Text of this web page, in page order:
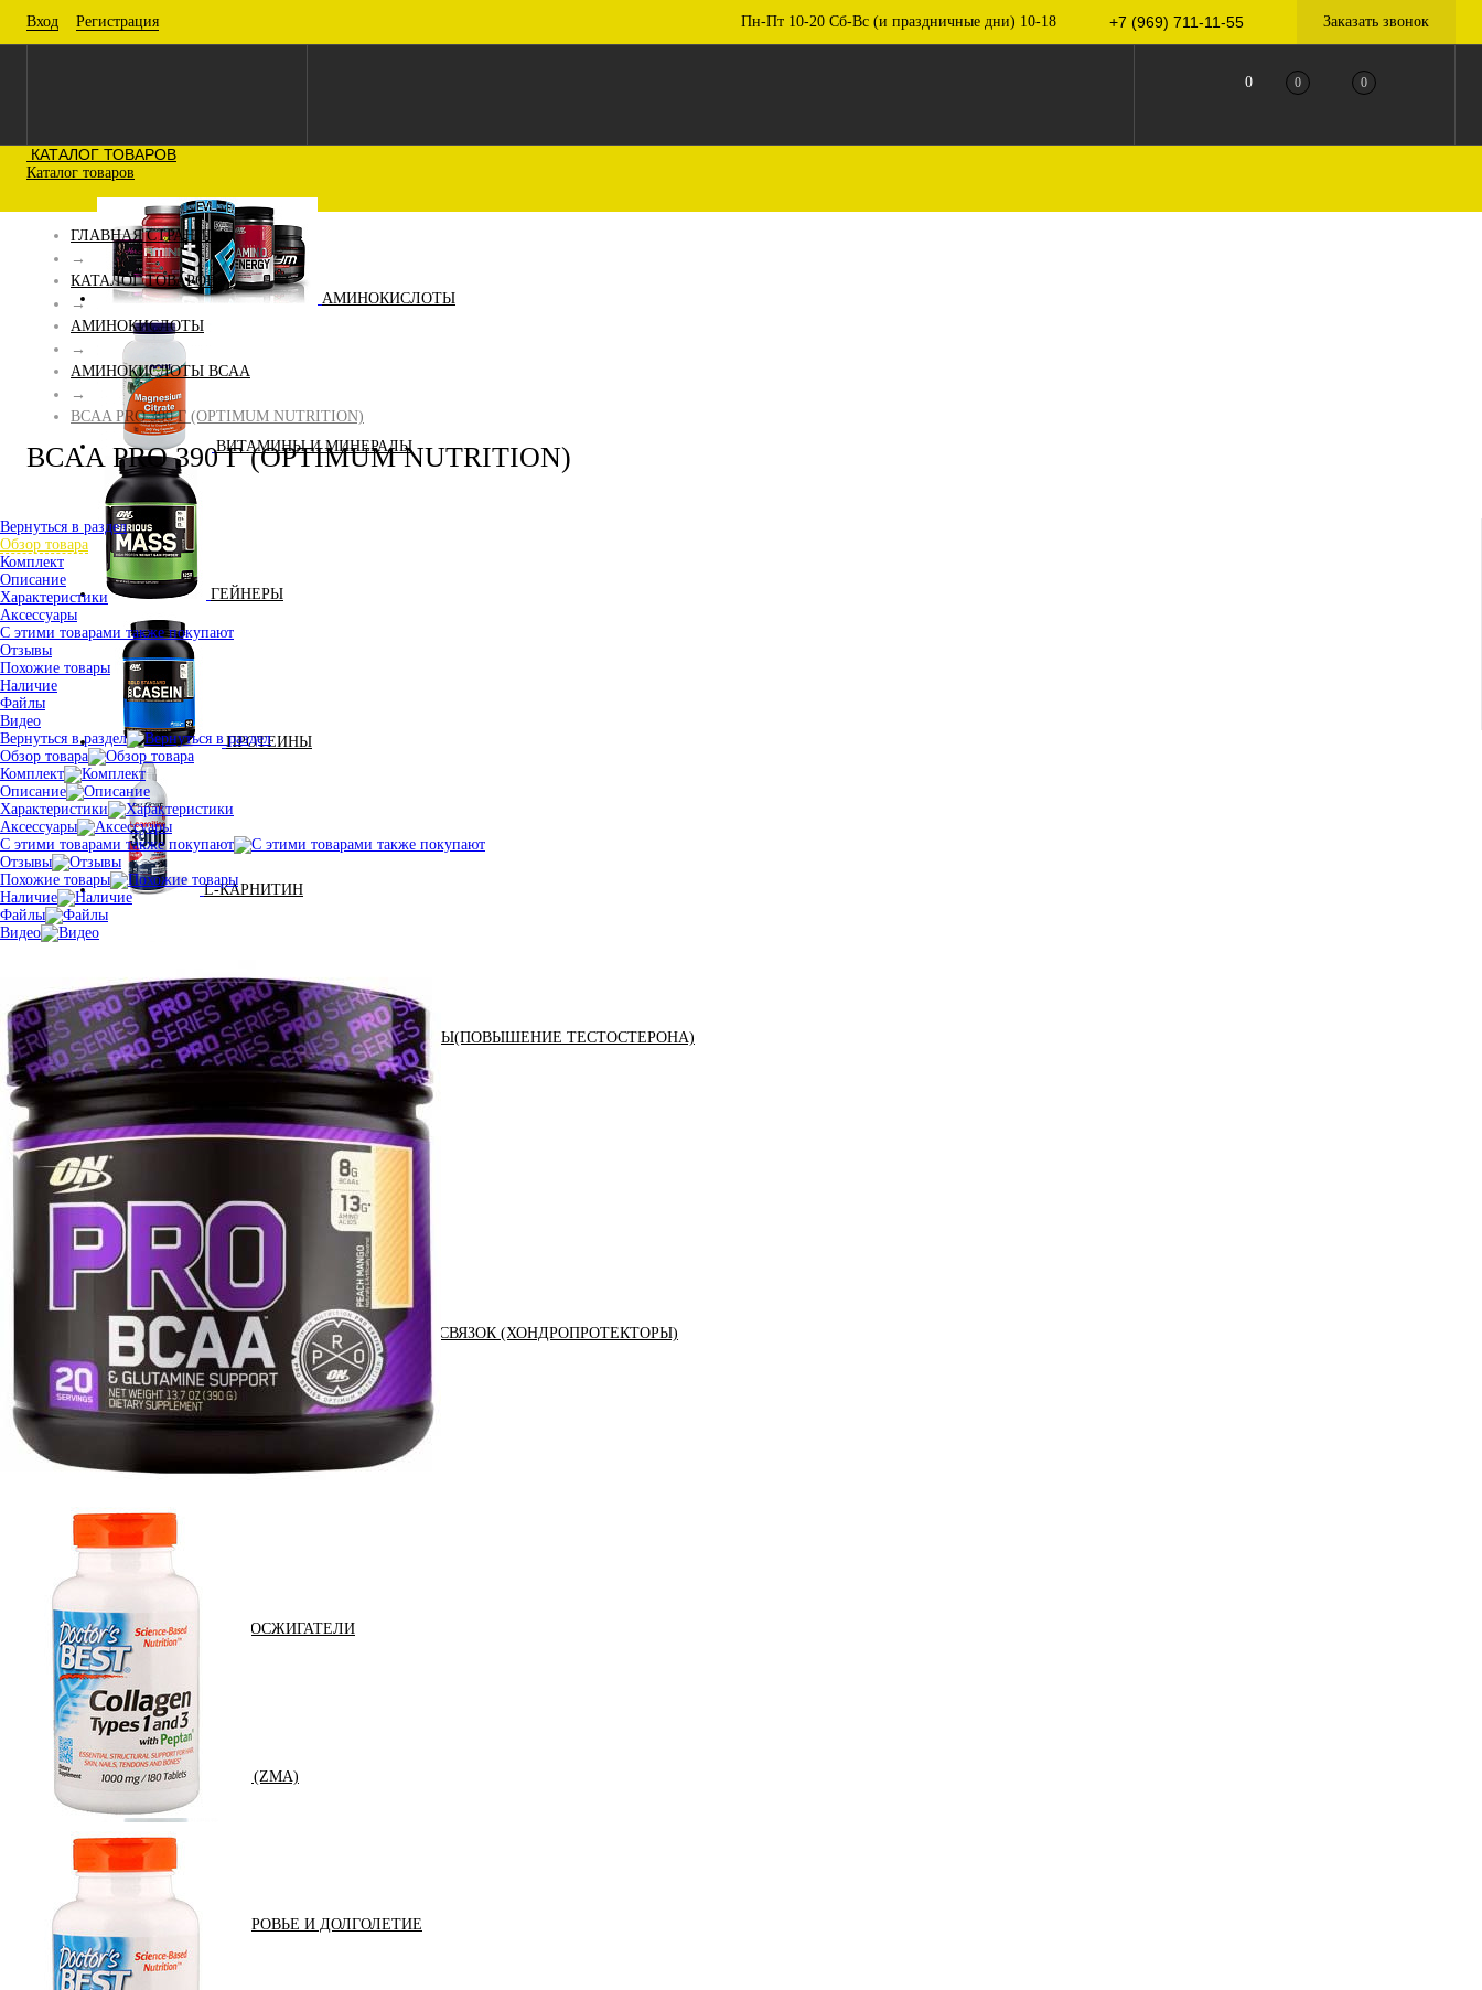
Вход Регистрация Пн-Пт 10-20 Сб-Вс (и праздничные дни) 10-18 +7 (969) 711-11-55 Заказать звонок
0 0 0
КАТАЛОГ ТОВАРОВ
Каталог товаров
АМИНОКИСЛОТЫ
ВИТАМИНЫ И МИНЕРАЛЫ
ГЕЙНЕРЫ
ПРОТЕИНЫ
L-КАРНИТИН
АНАБОЛИЧЕСКИЕ КОМПЛЕКСЫ(ПОВЫШЕНИЕ ТЕСТОСТЕРОНА)
ДОБАВКИ ДЛЯ СУСТАВОВ И СВЯЗОК (ХОНДРОПРОТЕКТОРЫ)
ЖИРОСЖИГАТЕЛИ
ЗМА (ZMA)
ЗДОРОВЬЕ И ДОЛГОЛЕТИЕ
ГЛАВНАЯ СТРАНИЦА
→
КАТАЛОГ ТОВАРОВ
→
АМИНОКИСЛОТЫ
→
АМИНОКИСЛОТЫ BCAA
→
BCAA PRO 390 Г (OPTIMUM NUTRITION)
BCAA PRO 390 Г (OPTIMUM NUTRITION)
Вернуться в раздел
Обзор товара
Комплект
Описание
Характеристики
Аксессуары
С этими товарами также покупают
Отзывы
Похожие товары
Наличие
Файлы
Видео
Вернуться в раздел
Обзор товара
Комплект
Описание
Характеристики
Аксессуары
С этими товарами также покупают
Отзывы
Похожие товары
Наличие
Файлы
Видео